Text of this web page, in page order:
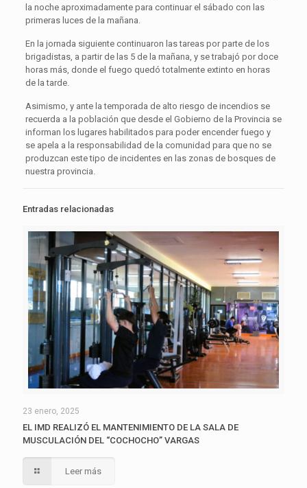
la noche aproximadamente para continuar el sábado con las
primeras luces de la mañana.
En la jornada siguiente continuaron las tareas por parte de los
brigadistas, a partir de las 5 de la mañana, y se trabajó por doce
horas más, donde el fuego quedó totalmente extinto en horas
de la tarde.
Asimismo, y ante la temporada de alto riesgo de incendios se
recuerda a la población que desde el Gobierno de la Provincia se
informan los lugares habilitados para poder encender fuego y
se apela a la responsabilidad de la comunidad para que no se
produzcan este tipo de incidentes en las zonas de bosques de
nuestra provincia.
Entradas relacionadas
23 enero, 2025
EL IMD REALIZÓ EL MANTENIMIENTO DE LA SALA DE
MUSCULACIÓN DEL “COCHOCHO” VARGAS
Leer más